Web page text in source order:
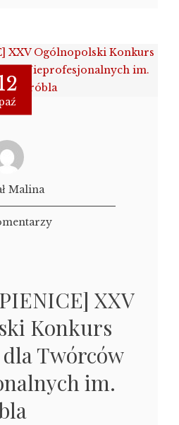
Malina
XXV
Konkurs
Twórców
im.